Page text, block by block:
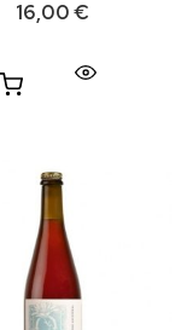
16,00€